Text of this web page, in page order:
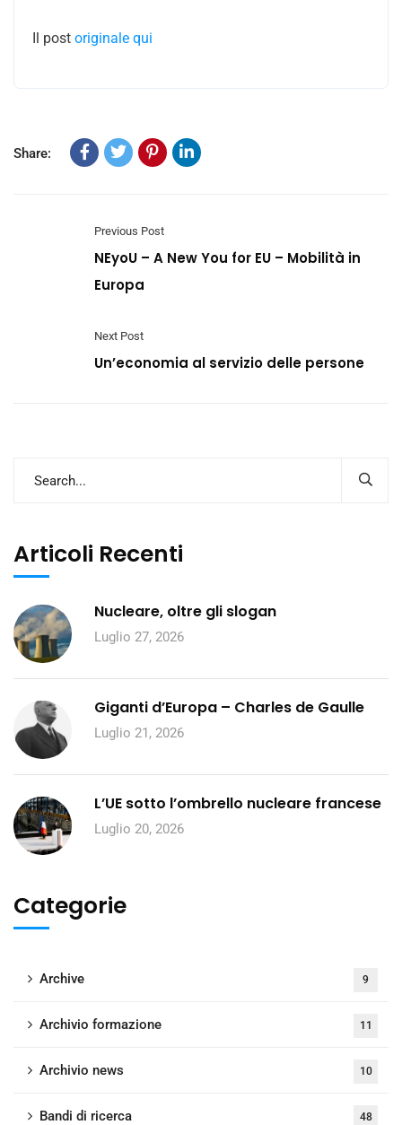
Il post originale qui
Share:
Previous Post
NEyoU – A New You for EU – Mobilità in
Europa
Next Post
Un’economia al servizio delle persone
Articoli Recenti
Nucleare, oltre gli slogan
Luglio 27, 2026
Giganti d’Europa – Charles de Gaulle
Luglio 21, 2026
L’UE sotto l’ombrello nucleare francese
Luglio 20, 2026
Categorie
Archive 9
Archivio formazione 11
Archivio news 10
Bandi di ricerca 48